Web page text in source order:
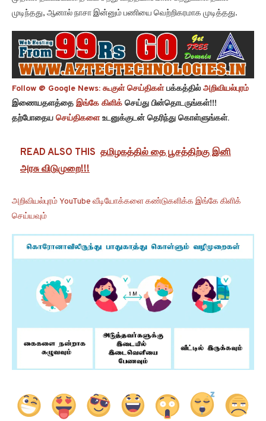
முடிந்தது, ஆனால் நாசா இன்னும் பணியை வெற்றிகரமாக முடித்தது.
Follow @ Google News: கூகுள் செய்திகள்பக்கத்தில் அறிவியல்புரம்
இணையதளத்தை இங்கே கிளிக் செய்து பின்தொடருங்கள்!!!
தற்போதைய செய்திகளைஉடனுக்குடன் தெரிந்து கொள்ளுங்கள்.
READ ALSO THIS தமிழகத்தில் தை பூசத்திற்கு இனி
அரசு விடுமுறை!!!
அறிவியல்புரம் YouTube வீடியோக்களை கண்டுகளிக்க இங்கே கிளிக்
செய்யவும்